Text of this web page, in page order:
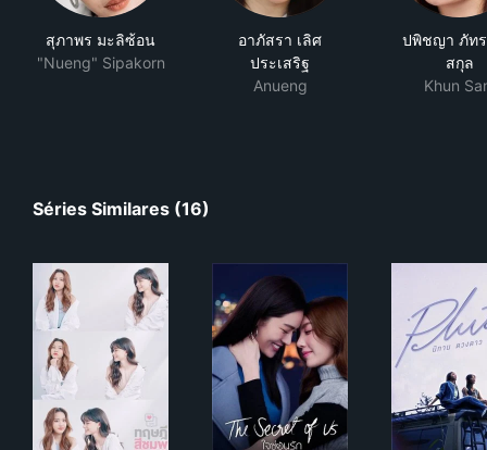
สุภาพร มะลิซ้อน
"Nueng" Sipakorn
อาภัสรา เลิศ
ประเสริฐ
Anueng
ปพิชญา ภัท
สกุล
Khun
Séries Similares (16)